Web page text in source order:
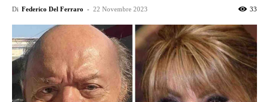
Di Federico Del Ferraro - 22 Novembre 2023 33